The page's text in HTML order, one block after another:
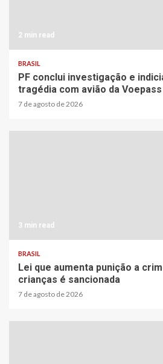
2 min read
BRASIL
PF conclui investigação e
tragédia com avião da Voepass
7 de agosto de 2026
3 min read
BRASIL
Lei que aumenta punição a
crianças é sancionada
7 de agosto de 2026